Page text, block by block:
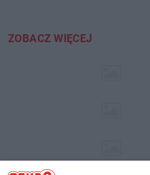
ZOBACZ WIĘCEJ